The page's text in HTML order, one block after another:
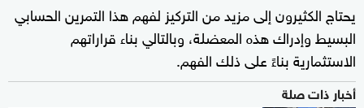
يحتاج الكثيرون إلى مزيد من التركيز لفهم هذا التمرين الحسابي
البسيط وإدراك هذه المعضلة، وبالتالي بناء قراراتهم
الاستثمارية بناءً على ذلك الفهم.
أخبار ذات صلة